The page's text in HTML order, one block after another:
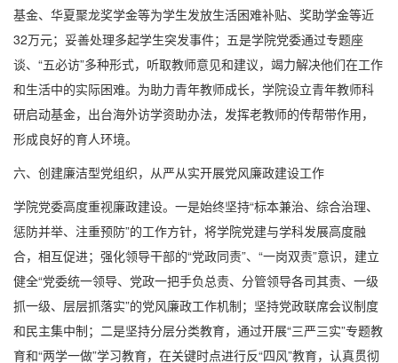
基金、华夏聚龙奖学金等为学生发放生活困难补贴、奖助学金等近
32万元；妥善处理多起学生突发事件；五是学院党委通过专题座
谈、“五必访”多种形式，听取教师意见和建议，竭力解决他们在工作
和生活中的实际困难。为助力青年教师成长，学院设立青年教师科
研启动基金，出台海外访学资助办法，发挥老教师的传帮带作用，
形成良好的育人环境。
六、创建廉洁型党组织，从严从实开展党风廉政建设工作
学院党委高度重视廉政建设。一是始终坚持“标本兼治、综合治理、
惩防并举、注重预防”的工作方针，将学院党建与学科发展高度融
合，相互促进；强化领导干部的“党政同责”、“一岗双责”意识，建立
健全“党委统一领导、党政一把手负总责、分管领导各司其责、一级
抓一级、层层抓落实”的党风廉政工作机制；坚持党政联席会议制度
和民主集中制；二是坚持分层分类教育，通过开展“三严三实”专题教
育和“两学一做”学习教育，在关键时点进行反“四风”教育，认真贯彻